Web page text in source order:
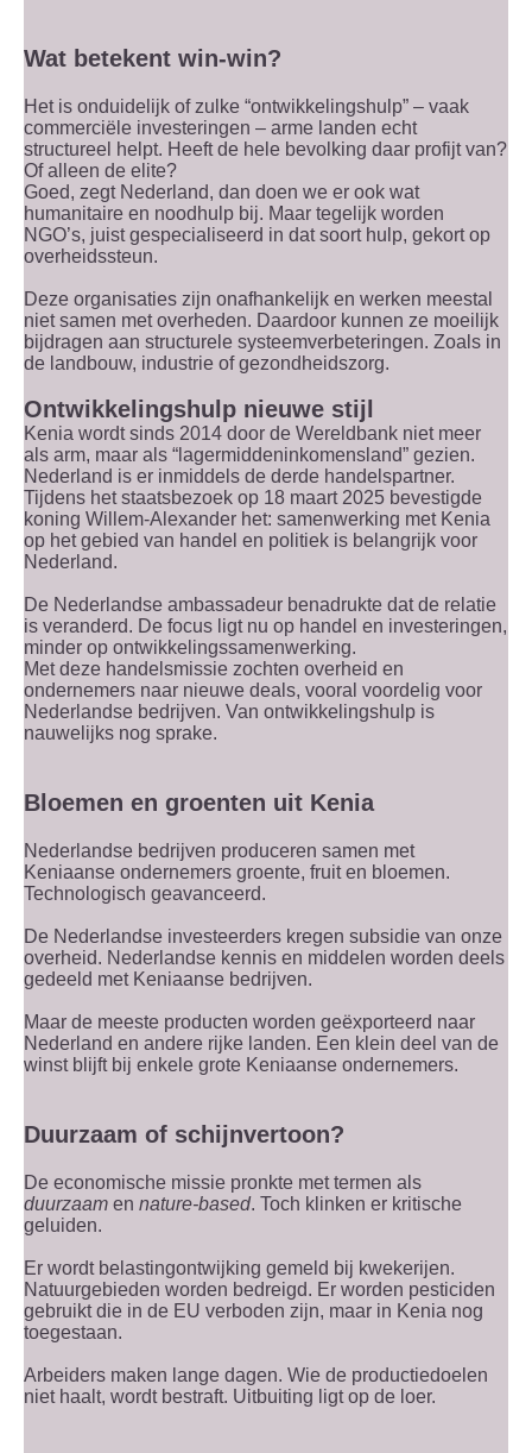
Wat betekent win-win?
Het is onduidelijk of zulke “ontwikkelingshulp” – vaak
commerciële investeringen – arme landen echt
structureel helpt. Heeft de hele bevolking daar profijt van?
Of alleen de elite?
Goed, zegt Nederland, dan doen we er ook wat
humanitaire en noodhulp bij. Maar tegelijk worden
NGO’s, juist gespecialiseerd in dat soort hulp, gekort op
overheidssteun.
Deze organisaties zijn onafhankelijk en werken meestal
niet samen met overheden. Daardoor kunnen ze moeilijk
bijdragen aan structurele systeemverbeteringen. Zoals in
de landbouw, industrie of gezondheidszorg.
Ontwikkelingshulp nieuwe stijl
Kenia wordt sinds 2014 door de Wereldbank niet meer
als arm, maar als “lagermiddeninkomensland” gezien.
Nederland is er inmiddels de derde handelspartner.
Tijdens het staatsbezoek op 18 maart 2025 bevestigde
koning Willem-Alexander het: samenwerking met Kenia
op het gebied van handel en politiek is belangrijk voor
Nederland.
De Nederlandse ambassadeur benadrukte dat de relatie
is veranderd. De focus ligt nu op handel en investeringen,
minder op ontwikkelingssamenwerking.
Met deze handelsmissie zochten overheid en
ondernemers naar nieuwe deals, vooral voordelig voor
Nederlandse bedrijven. Van ontwikkelingshulp is
nauwelijks nog sprake.
Bloemen en groenten uit Kenia
Nederlandse bedrijven produceren samen met
Keniaanse ondernemers groente, fruit en bloemen.
Technologisch geavanceerd.
De Nederlandse investeerders kregen subsidie van onze
overheid. Nederlandse kennis en middelen worden deels
gedeeld met Keniaanse bedrijven.
Maar de meeste producten worden geëxporteerd naar
Nederland en andere rijke landen. Een klein deel van de
winst blijft bij enkele grote Keniaanse ondernemers.
Duurzaam of schijnvertoon?
De economische missie pronkte met termen als
duurzaam en nature-based. Toch klinken er kritische
geluiden.
Er wordt belastingontwijking gemeld bij kwekerijen.
Natuurgebieden worden bedreigd. Er worden pesticiden
gebruikt die in de EU verboden zijn, maar in Kenia nog
toegestaan.
Arbeiders maken lange dagen. Wie de productiedoelen
niet haalt, wordt bestraft. Uitbuiting ligt op de loer.